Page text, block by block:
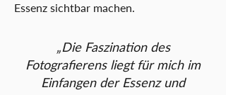
Essenz sichtbar machen.
„Die Faszination des
Fotografierens liegt für mich im
Einfangen der Essenz und